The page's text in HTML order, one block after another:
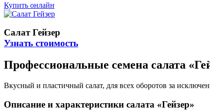
Купить онлайн
Салат Гейзер
Узнать стоимость
Профессиональные семена салата
Вкусный и пластичный салат, для всех оборотов за
Описание и характеристики салата «Гейзер»